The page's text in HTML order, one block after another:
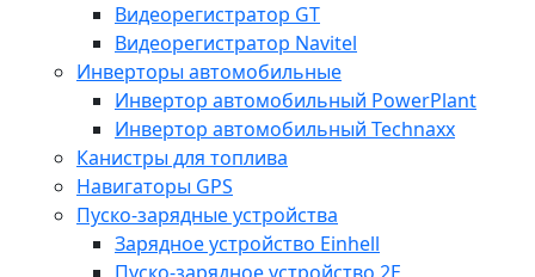
Видеорегистратор GT
Видеорегистратор Navitel
Инверторы автомобильные
Инвертор автомобильный PowerPlant
Инвертор автомобильный Technaxx
Канистры для топлива
Навигаторы GPS
Пуско-зарядные устройства
Зарядное устройство Einhell